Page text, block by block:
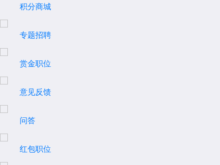
积分商城
专题招聘
赏金职位
意见反馈
问答
红包职位